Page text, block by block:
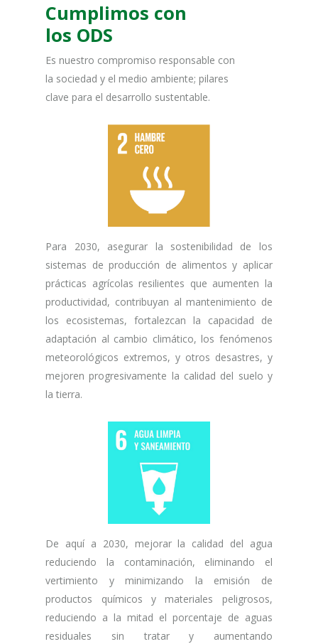
Cumplimos con
los ODS
Es nuestro compromiso responsable con
la sociedad y el medio ambiente; pilares
clave para el desarrollo sustentable.
Para 2030, asegurar la sostenibilidad de los
sistemas de producción de alimentos y aplicar
prácticas agrícolas resilientes que aumenten la
productividad, contribuyan al mantenimiento de
los ecosistemas, fortalezcan la capacidad de
adaptación al cambio climático, los fenómenos
meteorológicos extremos, y otros desastres, y
mejoren progresivamente la calidad del suelo y
la tierra.
De aquí a 2030, mejorar la calidad del agua
reduciendo la contaminación, eliminando el
vertimiento y minimizando la emisión de
productos químicos y materiales peligrosos,
reduciendo a la mitad el porcentaje de aguas
residuales sin tratar y aumentando